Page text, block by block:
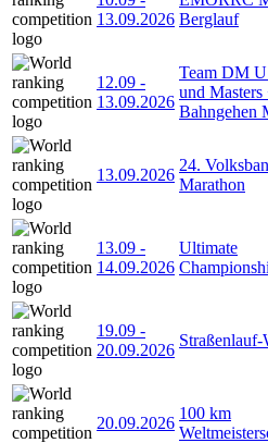
13.09.2026 Berglauf
12.09 -
13.09.2026
Team DM
und Masters
Bahngehen
13.09.2026
24.
Marathon
13.09 -
14.09.2026
Ultimate
19.09 -
20.09.2026
20.09.2026
100 km